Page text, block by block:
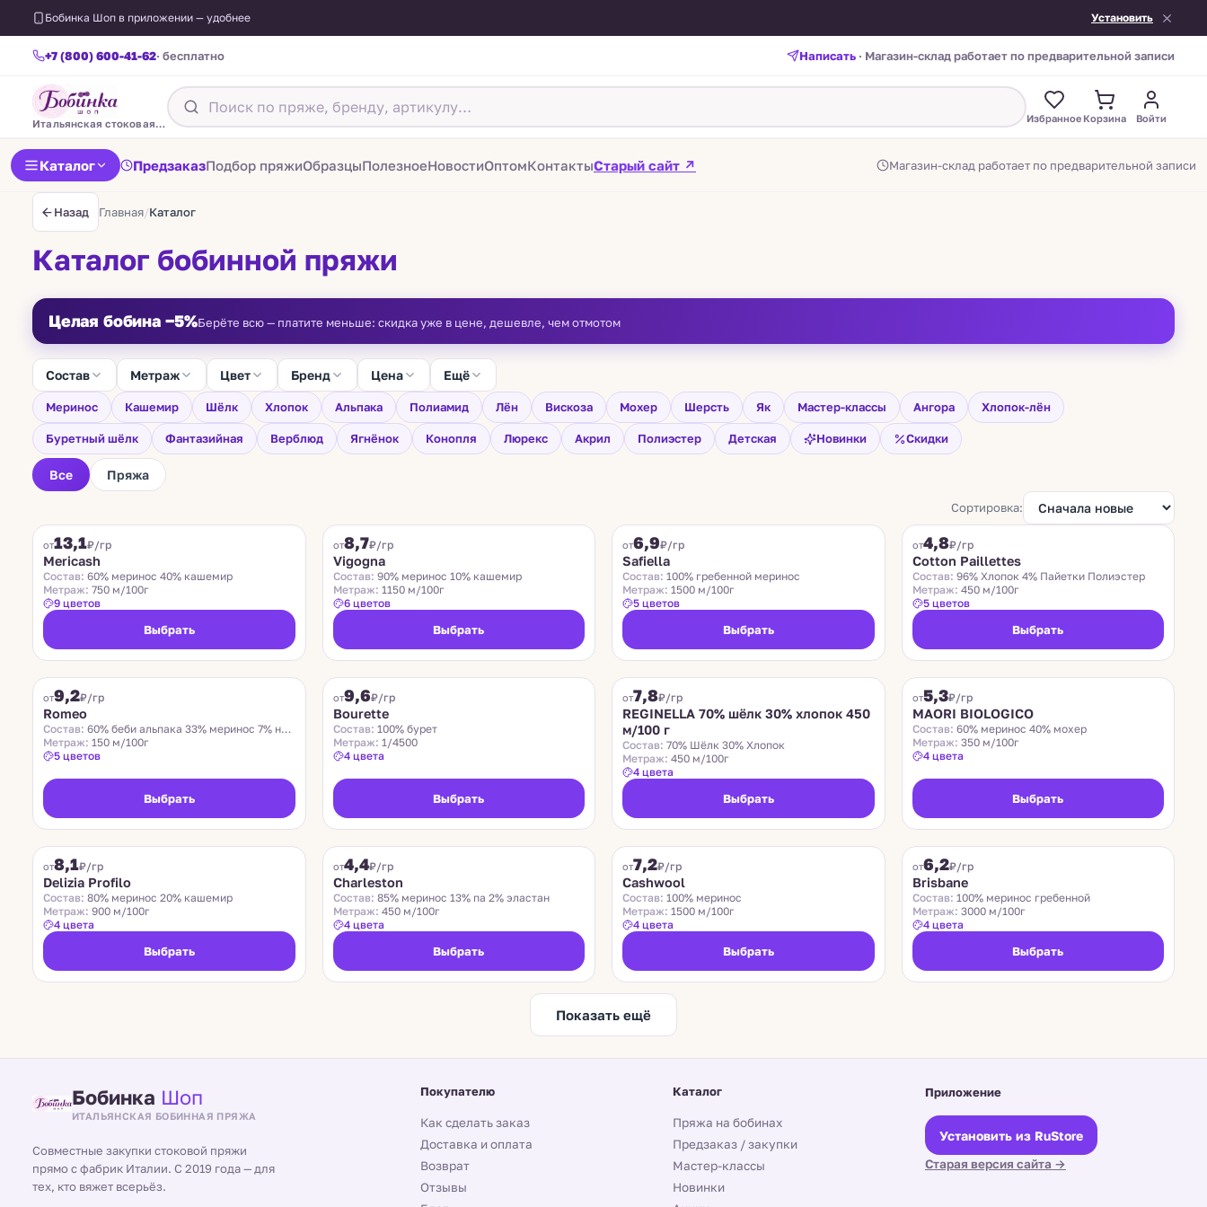
Бобинка Шоп в приложении — удобнее Установить
+7 (800) 600-41-62· бесплатно Написать · Магазин-склад работает по предварительной записи
Итальянская стоковая пряжа Избранное Корзина Войти
Каталог ПредзаказПодбор пряжиОбразцыПолезноеНовостиОптомКонтактыСтарый сайт ↗ Магазин-склад работает по предварительной записи
Назад Главная/Каталог
Каталог бобинной пряжи
Целая бобина −5%Берёте всю — платите меньше: скидка уже в цене, дешевле, чем отмотом
Состав Метраж Цвет Бренд Цена Ещё
Меринос Кашемир Шёлк Хлопок Альпака Полиамид Лён Вискоза Мохер Шерсть Як Мастер-классы Ангора Хлопок-лён
Буретный шёлк Фантазийная Верблюд Ягнёнок Конопля Люрекс Акрил Полиэстер Детская Новинки Скидки
Все Пряжа
Сортировка:
от13,1₽/гр
Mericash
Состав: 60% меринос 40% кашемир
Метраж: 750 м/100г
9 цветов
Выбрать
от8,7₽/гр
Vigogna
Состав: 90% меринос 10% кашемир
Метраж: 1150 м/100г
6 цветов
Выбрать
от6,9₽/гр
Safiella
Состав: 100% гребенной меринос
Метраж: 1500 м/100г
5 цветов
Выбрать
COTTON PAILLETTES
от4,8₽/гр
Cotton Paillettes
Состав: 96% Хлопок 4% Пайетки Полиэстер
Метраж: 450 м/100г
5 цветов
Выбрать
от9,2₽/гр
Romeo
Состав: 60% беби альпака 33% меринос 7% нейлон
Метраж: 150 м/100г
5 цветов
Выбрать
Хит
от9,6₽/гр
Bourette
Состав: 100% бурет
Метраж: 1/4500
4 цвета
Выбрать
от7,8₽/гр
REGINELLA 70% шёлк 30% хлопок 450
м/100 г
Состав: 70% Шёлк 30% Хлопок
Метраж: 450 м/100г
4 цвета
Выбрать
от5,3₽/гр
MAORI BIOLOGICO
Состав: 60% меринос 40% мохер
Метраж: 350 м/100г
4 цвета
Выбрать
от8,1₽/гр
Delizia Profilo
Состав: 80% меринос 20% кашемир
Метраж: 900 м/100г
4 цвета
Выбрать
от4,4₽/гр
Charleston
Состав: 85% меринос 13% па 2% эластан
Метраж: 450 м/100г
4 цвета
Выбрать
от7,2₽/гр
Cashwool
Состав: 100% меринос
Метраж: 1500 м/100г
4 цвета
Выбрать
от6,2₽/гр
Brisbane
Состав: 100% меринос гребенной
Метраж: 3000 м/100г
4 цвета
Выбрать
Показать ещё
Бобинка Шоп
ИТАЛЬЯНСКАЯ БОБИННАЯ ПРЯЖА
Совместные закупки стоковой пряжи
прямо с фабрик Италии. С 2019 года — для
тех, кто вяжет всерьёз.
Покупателю
Как сделать заказ
Доставка и оплата
Возврат
Отзывы
Каталог
Пряжа на бобинах
Предзаказ / закупки
Мастер-классы
Новинки
Приложение
Установить из RuStore
Старая версия сайта →